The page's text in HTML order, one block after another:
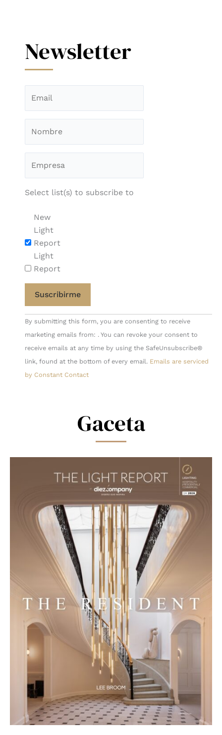
Newsletter
Select list(s) to subscribe to
New
Light
Report
Light
Report
Constant
Contact
Use.
Please
leave
By submitting this form, you are consenting to receive
marketing emails from: . You can revoke your consent to
receive emails at any time by using the SafeUnsubscribe®
link, found at the bottom of every email. Emails are serviced
by Constant Contact
Gaceta